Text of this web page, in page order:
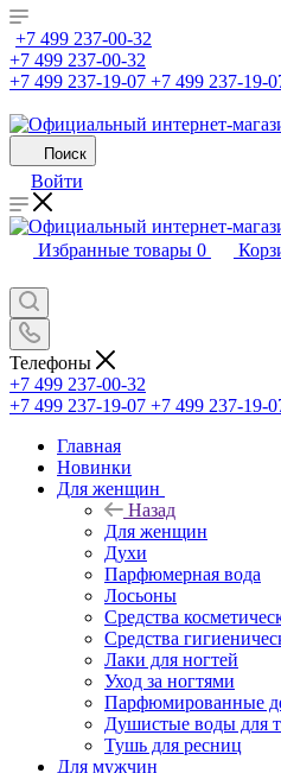
+7 499 237-00-32
+7 499 237-00-32
+7 499 237-19-07 +7 499 237-19-
Поиск
Войти
Избранные товары 0
Телефоны
+7 499 237-00-32
+7 499 237-19-07 +7 499 237-19-
Главная
Новинки
Для женщин
Назад
Для женщин
Духи
Парфюмерная вода
Лосьоны
Средства
Средства
Лаки для ногтей
Уход за ногтями
Парфюмированные
Душистые воды для
Тушь для ресниц
Для мужчин